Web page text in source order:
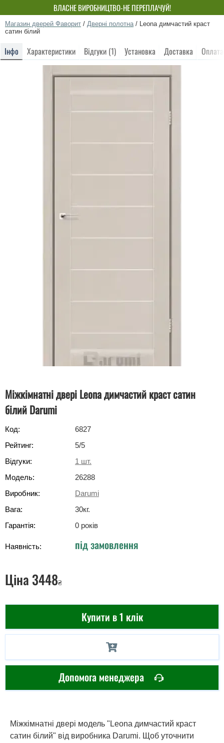
ВЛАСНЕ ВИРОБНИЦТВО-НЕ ПЕРЕПЛАЧУЙ!
Магазин дверей Фаворит / Дверні полотна / Leona димчастий краст
сатин білий
Інфо Характеристики Відгуки (1) Установка Доставка Оплата
Міжкімнатні двері Leona димчастий краст сатин
білий Darumi
Код:
6827
Рейтинг:
5/5
Відгуки:
1 шт.
Модель:
26288
Виробник:
Darumi
Вага:
30кг.
Гарантія:
0 років
Наявність: під замовлення
Ціна 3448₴
Купити в 1 клік
Допомога менеджера
Міжкімнатні двері модель "Leona димчастий краст
сатин білий" від виробника Darumi. Щоб уточнити